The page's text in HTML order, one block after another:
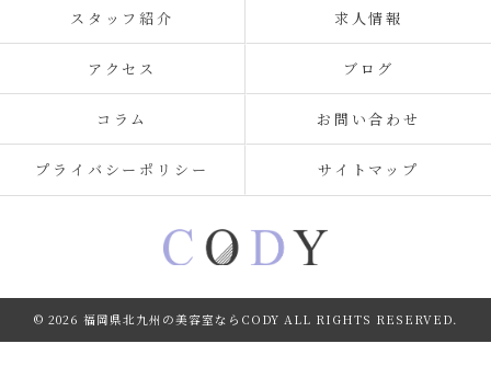
スタッフ紹介 求人情報
アクセス ブログ
コラム お問い合わせ
プライバシーポリシー サイトマップ
© 2026 福岡県北九州の美容室ならCODY ALL RIGHTS RESERVED.